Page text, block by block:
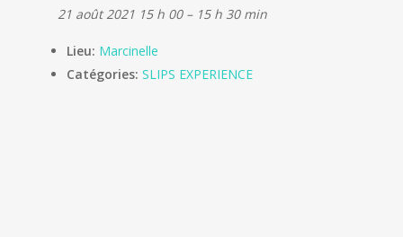
21 août 2021 15 h 00– 15 h 30 min
Lieu: Marcinelle
Catégories: SLIPS EXPERIENCE